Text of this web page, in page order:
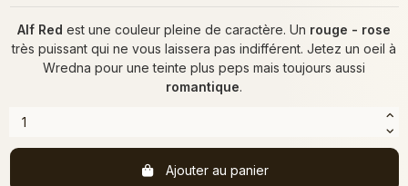
Alf Red est une couleur pleine de caractère. Un rouge - rose
très puissant qui ne vous laissera pas indifférent. Jetez un oeil à
Wredna pour une teinte plus peps mais toujours aussi
romantique.
Ajouter au panier